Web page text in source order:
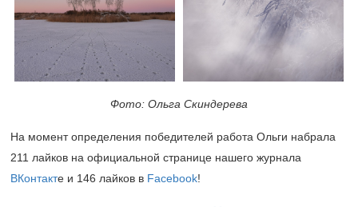
Фото: Ольга Скиндерева
На момент определения победителей работа Ольги набрала
211 лайков на официальной странице нашего журнала
ВКонтакте и 146 лайков в Facebook!